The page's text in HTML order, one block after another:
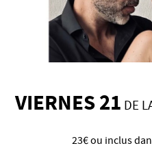
VIERNES 21 DE
23€ ou inclus